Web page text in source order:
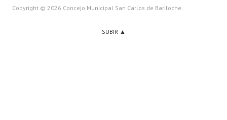
Copyright © 2026 Concejo Municipal San Carlos de Bariloche.
SUBIR ▲